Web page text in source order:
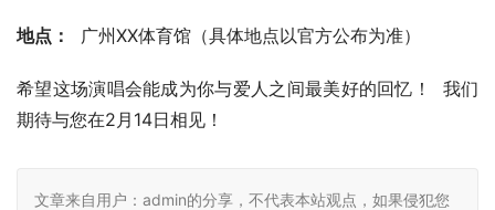
地点：
  广州XX体育馆（具体地点以官方公布为准）
希望这场演唱会能成为你与爱人之间最美好的回忆！  我们
期待与您在2月14日相见！
文章来自用户：admin的分享，不代表本站观点，如果侵犯您